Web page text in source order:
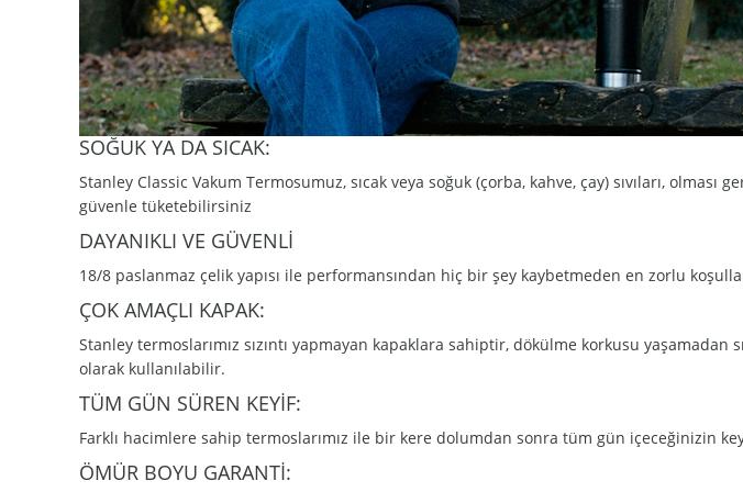
SOĞUK YA DA SICAK:
Stanley Classic Vakum Termosumuz, sıcak veya soğuk (çorba, kahve, çay) sıvıları,
güvenle tüketebilirsiniz
DAYANIKLI VE GÜVENLİ
18/8 paslanmaz çelik yapısı ile performansından hiç bir şey kaybetmeden en zorlu
ÇOK AMAÇLI KAPAK:
Stanley termoslarımız sızıntı yapmayan kapaklara sahiptir, dökülme korkusu
olarak kullanılabilir.
TÜM GÜN SÜREN KEYİF:
Farklı hacimlere sahip termoslarımız ile bir kere dolumdan sonra tüm gün içeceğinizin
ÖMÜR BOYU GARANTİ: